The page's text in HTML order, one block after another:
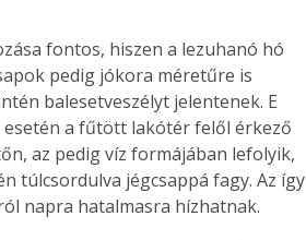
fontos, hiszen a lezuhanó hó
pedig jókora méretűre is
balesetveszélyt jelentenek. E
a fűtött lakótér felől érkező
az pedig víz formájában lefolyik,
túlcsordulva jégcsappá fagy. Az így
napra hatalmasra hízhatnak.